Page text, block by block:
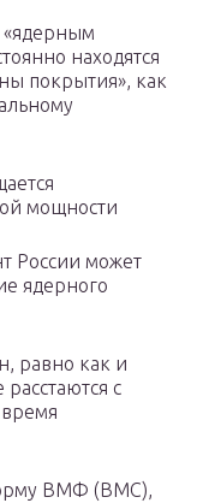
«ядерным
находятся
покрытия», как
мощности
России может
ядерного
равно как и
с
ВМФ (ВМС),